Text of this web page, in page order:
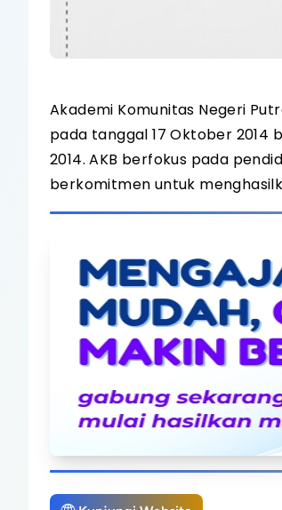
Akademi Komunitas Negeri
pada tanggal 17 Oktober 2014
2014. AKB berfokus pada
berkomitmen untuk